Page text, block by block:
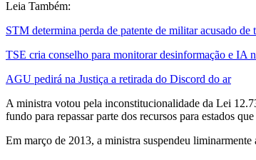
Leia Também:
STM determina perda de patente de militar acusado
TSE cria conselho para monitorar desinformação e IA
AGU pedirá na Justiça a retirada do Discord do ar
A ministra votou pela inconstitucionalidade da Lei
fundo para repassar parte dos recursos para estados
Em março de 2013, a ministra suspendeu